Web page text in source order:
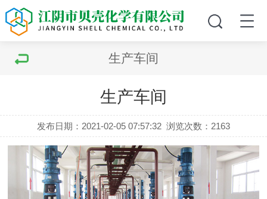
生产车间
生产车间
发布日期：2021-02-05 07:57:32 浏览次数：2163